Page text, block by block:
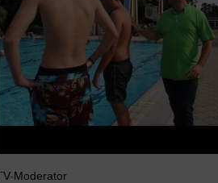
Moderator